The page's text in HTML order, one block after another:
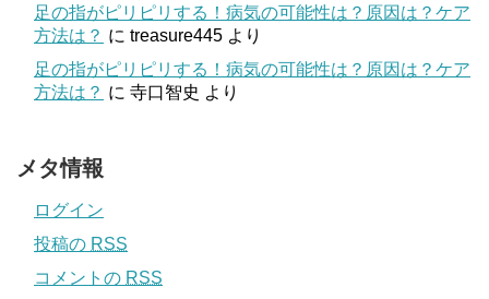
足の指がピリピリする！病気の可能性は？原因は？ケア
方法は？ に treasure445 より
足の指がピリピリする！病気の可能性は？原因は？ケア
方法は？ に 寺口智史 より
メタ情報
ログイン
投稿の RSS
コメントの RSS